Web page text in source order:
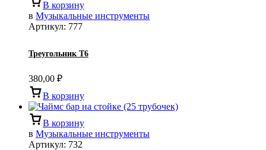
В корзину
в Музыкальные инструменты
Артикул: 777
Треугольник Т6
380,00 ₽
В корзину
В корзину
в Музыкальные инструменты
Артикул: 732